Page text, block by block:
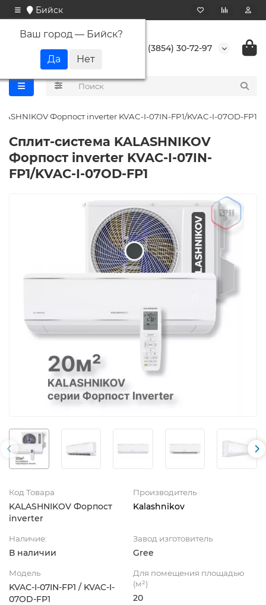
Бийск
Ваш город — Бийск?
+7 (3854) 30-72-97
Форпост inverter KVAC-I-07IN-FP1/KVAC-I-07OD-FP1
Сплит-система KALASHNIKOV
Форпост inverter KVAC-I-07IN-
FP1/KVAC-I-07OD-FP1
Код Товара
KALASHNIKOV Форпост
inverter
Производитель
Kalashnikov
Наличие:
В наличии
Завод изготовитель
Gree
Модель
KVAC-I-07IN-FP1 / KVAC-I-
07OD-FP1
Для помещения площадью
(м²)
20